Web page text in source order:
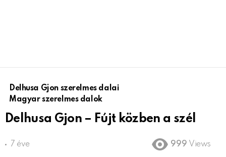
Delhusa Gjon szerelmes dalai
Magyar szerelmes dalok
Delhusa Gjon – Fújt közben a szél
7 éve 999 Views